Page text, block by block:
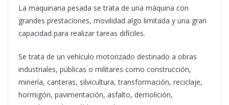
La maquinaria pesada se trata de una máquina con
grandes prestaciones, movilidad algo limitada y una gran
capacidad para realizar tareas difíciles.
Se trata de un vehículo motorizado destinado a obras
industriales, públicas o militares como construcción,
minería, canteras, silvicultura, transformación, reciclaje,
hormigón, pavimentación, asfalto, demolición,